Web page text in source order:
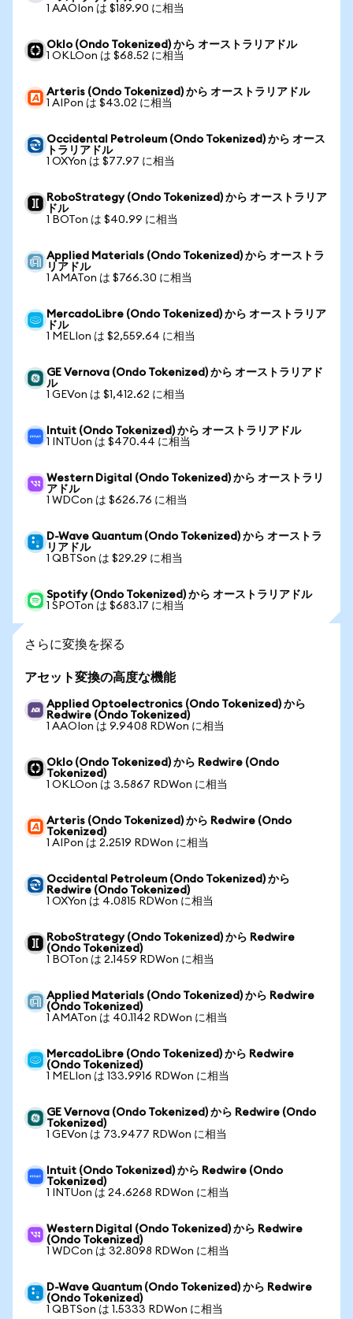
1 AAOIon は $189.90 に相当
Oklo (Ondo Tokenized) から オーストラリアドル
1 OKLOon は $68.52 に相当
Arteris (Ondo Tokenized) から オーストラリアドル
1 AIPon は $43.02 に相当
Occidental Petroleum (Ondo Tokenized) から オース
トラリアドル
1 OXYon は $77.97 に相当
RoboStrategy (Ondo Tokenized) から オーストラリア
ドル
1 BOTon は $40.99 に相当
Applied Materials (Ondo Tokenized) から オーストラ
リアドル
1 AMATon は $766.30 に相当
MercadoLibre (Ondo Tokenized) から オーストラリア
ドル
1 MELIon は $2,559.64 に相当
GE Vernova (Ondo Tokenized) から オーストラリアド
ル
1 GEVon は $1,412.62 に相当
Intuit (Ondo Tokenized) から オーストラリアドル
1 INTUon は $470.44 に相当
Western Digital (Ondo Tokenized) から オーストラリ
アドル
1 WDCon は $626.76 に相当
D-Wave Quantum (Ondo Tokenized) から オーストラ
リアドル
1 QBTSon は $29.29 に相当
Spotify (Ondo Tokenized) から オーストラリアドル
1 SPOTon は $683.17 に相当
さらに変換を探る
アセット変換の高度な機能
Applied Optoelectronics (Ondo Tokenized) から
Redwire (Ondo Tokenized)
1 AAOIon は 9.9408 RDWon に相当
Oklo (Ondo Tokenized) から Redwire (Ondo
Tokenized)
1 OKLOon は 3.5867 RDWon に相当
Arteris (Ondo Tokenized) から Redwire (Ondo
Tokenized)
1 AIPon は 2.2519 RDWon に相当
Occidental Petroleum (Ondo Tokenized) から
Redwire (Ondo Tokenized)
1 OXYon は 4.0815 RDWon に相当
RoboStrategy (Ondo Tokenized) から Redwire
(Ondo Tokenized)
1 BOTon は 2.1459 RDWon に相当
Applied Materials (Ondo Tokenized) から Redwire
(Ondo Tokenized)
1 AMATon は 40.1142 RDWon に相当
MercadoLibre (Ondo Tokenized) から Redwire
(Ondo Tokenized)
1 MELIon は 133.9916 RDWon に相当
GE Vernova (Ondo Tokenized) から Redwire (Ondo
Tokenized)
1 GEVon は 73.9477 RDWon に相当
Intuit (Ondo Tokenized) から Redwire (Ondo
Tokenized)
1 INTUon は 24.6268 RDWon に相当
Western Digital (Ondo Tokenized) から Redwire
(Ondo Tokenized)
1 WDCon は 32.8098 RDWon に相当
D-Wave Quantum (Ondo Tokenized) から Redwire
(Ondo Tokenized)
1 QBTSon は 1.5333 RDWon に相当